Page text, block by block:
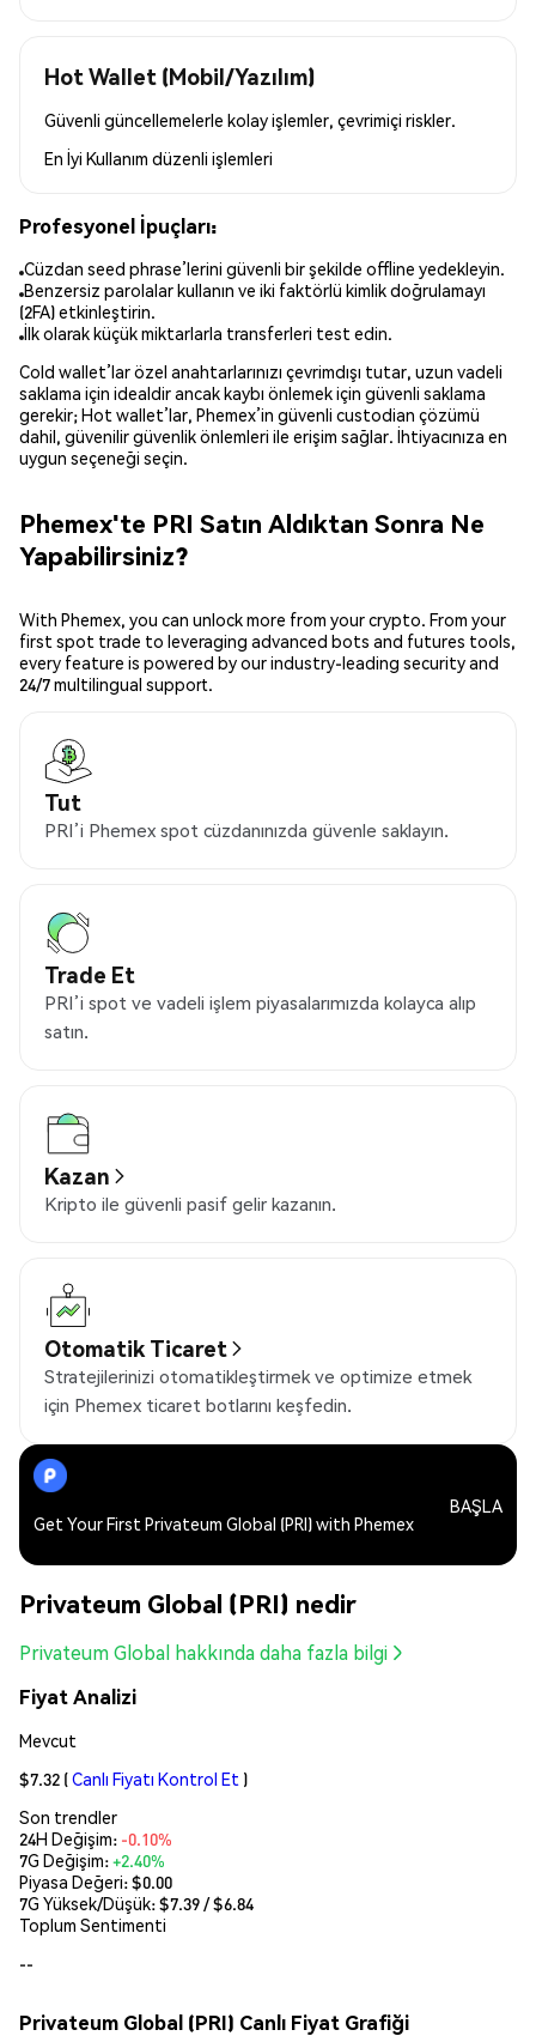
Hot Wallet (Mobil/Yazılım)
Güvenli güncellemelerle kolay işlemler, çevrimiçi riskler.
En İyi Kullanım düzenli işlemleri
Profesyonel İpuçları:
Cüzdan seed phrase’lerini güvenli bir şekilde offline yedekleyin.
Benzersiz parolalar kullanın ve iki faktörlü kimlik doğrulamayı
(2FA) etkinleştirin.
İlk olarak küçük miktarlarla transferleri test edin.
Cold wallet’lar özel anahtarlarınızı çevrimdışı tutar, uzun vadeli
saklama için idealdir ancak kaybı önlemek için güvenli saklama
gerekir; Hot wallet’lar, Phemex’in güvenli custodian çözümü
dahil, güvenilir güvenlik önlemleri ile erişim sağlar. İhtiyacınıza en
uygun seçeneği seçin.
Phemex'te PRI Satın Aldıktan Sonra Ne
Yapabilirsiniz?
With Phemex, you can unlock more from your crypto. From your
first spot trade to leveraging advanced bots and futures tools,
every feature is powered by our industry-leading security and
24/7 multilingual support.
Tut
PRI’i Phemex spot cüzdanınızda güvenle saklayın.
Trade Et
PRI’i spot ve vadeli işlem piyasalarımızda kolayca alıp
satın.
Kazan
Kripto ile güvenli pasif gelir kazanın.
Otomatik Ticaret
Stratejilerinizi otomatikleştirmek ve optimize etmek
için Phemex ticaret botlarını keşfedin.
Get Your First Privateum Global (PRI) with Phemex
BAŞLA
Privateum Global (PRI) nedir
Privateum Global hakkında daha fazla bilgi
Fiyat Analizi
Mevcut
$7.32 (Canlı Fiyatı Kontrol Et )
Son trendler
24H Değişim: -0.10%
7G Değişim:+2.40%
Piyasa Değeri:$0.00
7G Yüksek/Düşük: $7.39/ $6.84
Toplum Sentimenti
--
Privateum Global (PRI) Canlı Fiyat Grafiği